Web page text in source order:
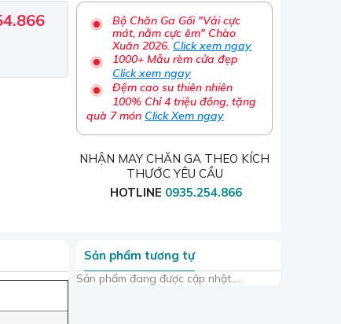
Bộ Chăn Ga Gối "Vải cực
mát, nằm cực êm" Chào
Xuân 2026. Click xem ngay
1000+ Mẫu rèm cửa đẹp
Click xem ngay
Đệm cao su thiên nhiên
100% Chỉ 4 triệu đồng, tặng
quà 7 món Click Xem ngay
NHẬN MAY CHĂN GA THEO KÍCH
THƯỚC YÊU CẦU
HOTLINE 0935.254.866
Sản phẩm tương tự
Sản phẩm đang được cập nhật.....